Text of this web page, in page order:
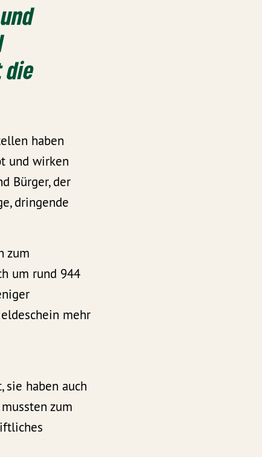
die
haben
und wirken
Bürger, der
dringende
zum
um rund 944
mehr
haben auch
zum